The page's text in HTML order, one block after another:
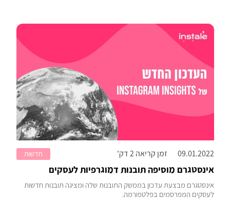
09.01.2022 זמן קריאה 2 דק' חדשות
אינסטגרם מוסיפה תובנות דמוגרפיות לעסקים
אינסטגרם מבצעת עדכון בממשק התובנות שלה ומציגה תובנות חדשות
לעסקים המפרסמים בפלטפורמה.